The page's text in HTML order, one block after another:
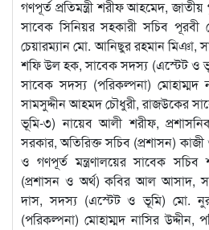
গণপূর্ত প্রতিমন্ত্রী শরীফ আহমেদ, জাতীয়
সাবেক সিনিয়র সহকারী সচিব
চেয়ারম্যান মো. আনিছুর রহমান মিঞা,
শফি উল হক, সাবেক সদস্য (এস্টেট ও
সাবেক সদস্য (পরিকল্পনা) মোহাম্মদ
সামসুদ্দীন আহমদ চৌধুরী, রাজউকের
ভূমি-৩) নায়েব আলী শরীফ,
সরকার, অতিরিক্ত সচিব (প্রশাসন) কাজী
ও গণপূর্ত মন্ত্রণালয়ের সাবেক সচিব
(প্রশাসন ও অর্থ) কবির আল আসাদ,
দাস, সদস্য (এস্টেট ও ভূমি) মো.
(পরিকল্পনা) মোহাম্মদ নাসির